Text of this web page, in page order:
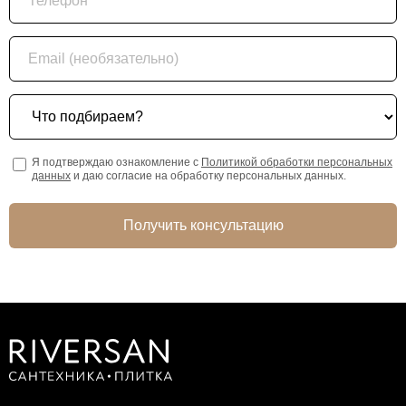
Email (необязательно)
Что подбираем?
Я подтверждаю ознакомление с Политикой обработки персональных
данных и даю согласие на обработку персональных данных.
Получить консультацию